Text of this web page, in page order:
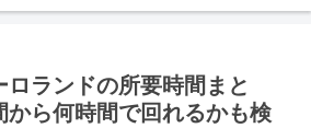
ランドの所要時間まと
から何時間で回れるかも検